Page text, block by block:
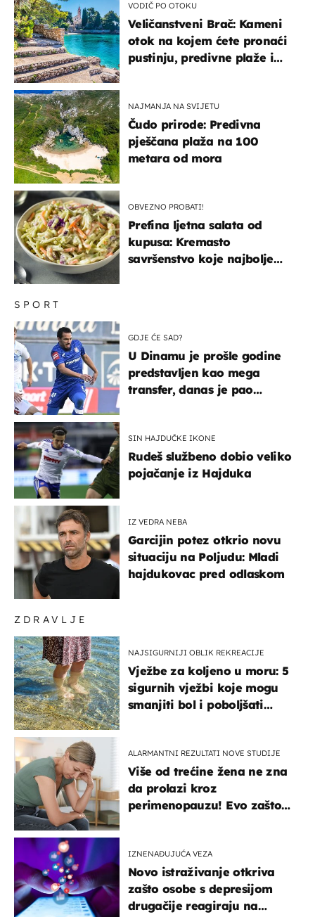
ZDRAVLJE
NAJSIGURNIJI OBLIK REKREACIJE
Vježbe za koljeno u moru: 5
sigurnih vježbi koje mogu
smanjiti bol i poboljšati
ALARMANTNI REZULTATI NOVE STUDIJE
Više od trećine žena ne zna
da prolazi kroz
perimenopauzu! Evo zašto
IZNENAĐUJUĆA VEZA
Novo istraživanje otkriva
zašto osobe s depresijom
drugačije reagiraju na
SPORT
GDJE ĆE SAD?
U Dinamu je prošle godine
predstavljen kao mega
transfer, danas je pao
SIN HAJDUČKE IKONE
Rudeš službeno dobio veliko
pojačanje iz Hajduka
IZ VEDRA NEBA
Garcijin potez otkrio novu
situaciju na Poljudu: Mladi
hajdukovac pred odlaskom
VODIČ PO OTOKU
Veličanstveni Brač: Kameni
otok na kojem ćete pronaći
pustinju, predivne plaže i
NAJMANJA NA SVIJETU
Čudo prirode: Predivna
pješčana plaža na 100
metara od mora
OBVEZNO PROBATI!
Prefina ljetna salata od
kupusa: Kremasto
savršenstvo koje najbolje